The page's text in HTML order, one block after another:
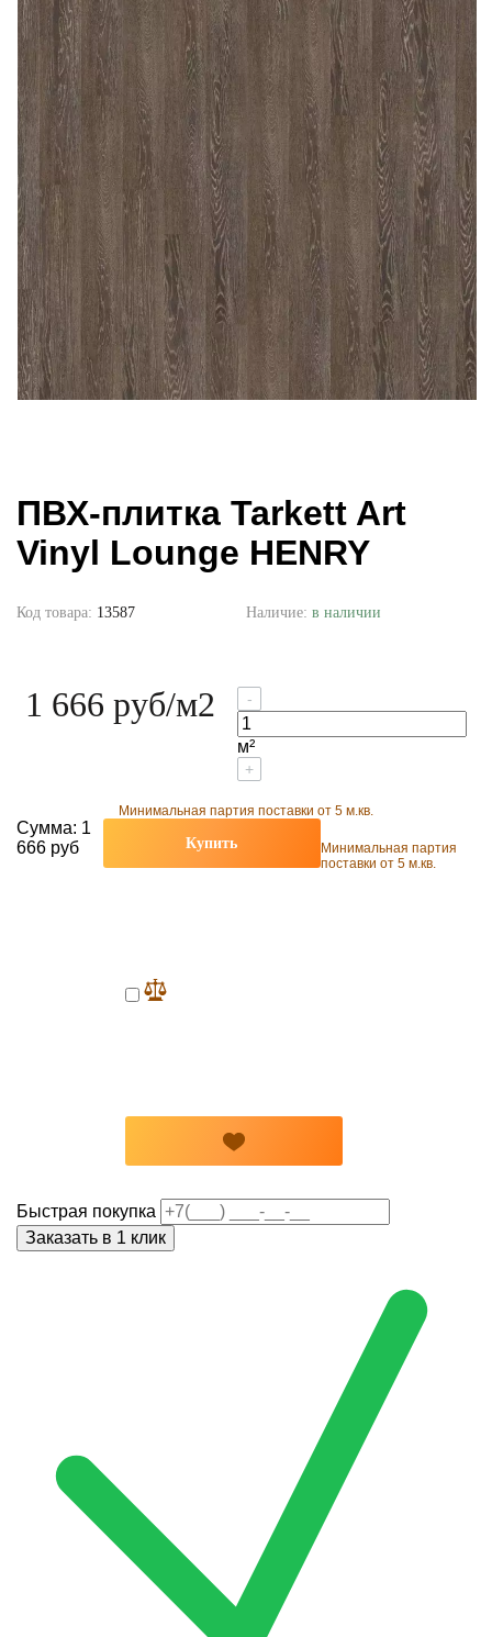
ПВХ-плитка Tarkett Art
Vinyl Lounge HENRY
Код товара: 13587 Наличие: в наличии
1 666 руб/м2 -
м²
+
Минимальная партия поставки от 5 м.кв.
Сумма: 1
666 руб
Купить
Минимальная партия
поставки от 5 м.кв.
Быстрая покупка